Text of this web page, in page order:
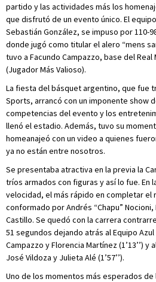
partido y las actividades más los
que disfrutó de un evento único. El
Sebastián González, se impuso por 110-
donde jugó como titular el alero “mens
tuvo a Facundo Campazzo, base del Real
(Jugador Más Valioso).
La fiesta del básquet argentino, que fue
Sports, arrancó con un imponente show
competencias del evento y los
llenó el estadio. Además, tuvo su
homeanajeó con un video a quienes
ya no están entre nosotros.
Se presentaba atractiva en la previa la
tríos armados con figuras y así lo fue. En
velocidad, el más rápido en completar el
conformado por Andrés “Chapu”
Castillo. Se quedó con la carrera
51 segundos dejando atrás al Equipo
Campazzo y Florencia Martínez (1’13’’) y
José Vildoza y Julieta Alé (1’57’’).
Uno de los momentos más esperados de